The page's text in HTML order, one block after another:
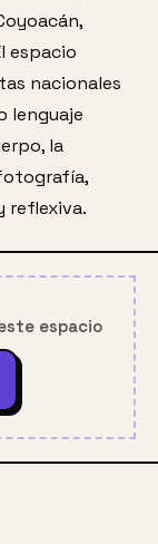
espacio
nacionales
lenguaje
la
reflexiva.
espacio